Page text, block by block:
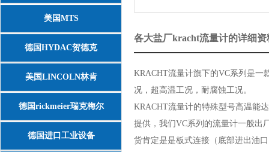
美国MTS
德国HYDAC贺德克
美国LINCOLN林肯
德国rickmeier瑞克梅尔
德国进口工业设备
各大盐厂kracht流量计的详细资
KRACHT流量计旗下的VC系列是一
况，超高温工况，耐腐蚀工况。
KRACHT流量计的特殊型号高温能
提供，我们VC系列的流量计一般出
货肯定是是板式连接（底部进出油